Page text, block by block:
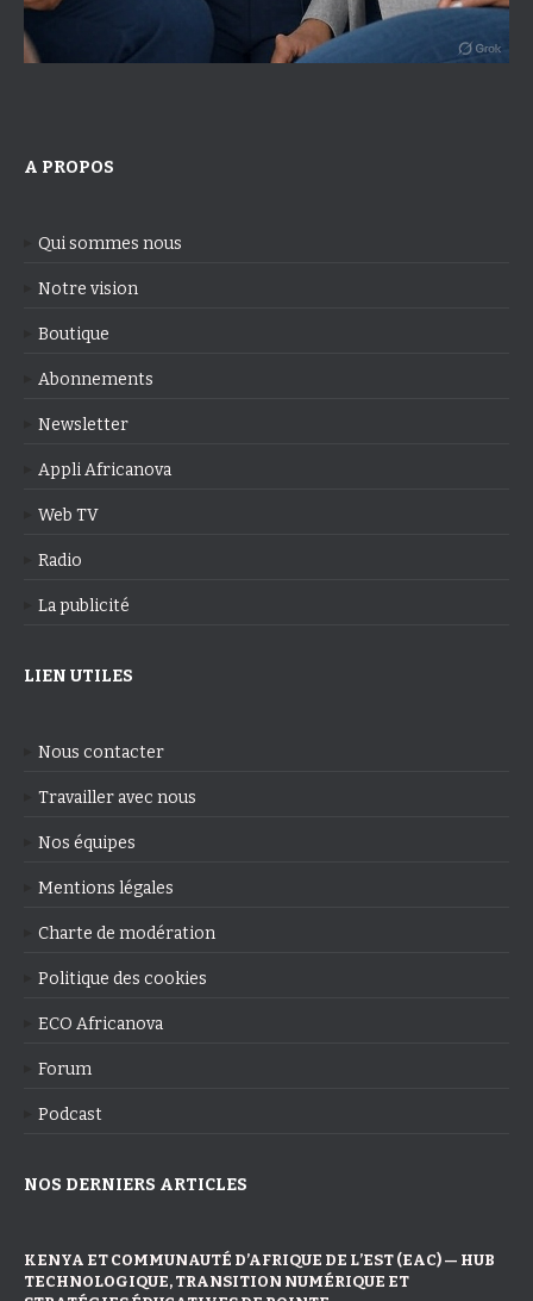
A PROPOS
Qui sommes nous
Notre vision
Boutique
Abonnements
Newsletter
Appli Africanova
Web TV
Radio
La publicité
LIEN UTILES
Nous contacter
Travailler avec nous
Nos équipes
Mentions légales
Charte de modération
Politique des cookies
ECO Africanova
Forum
Podcast
NOS DERNIERS ARTICLES
KENYA ET COMMUNAUTÉ D’AFRIQUE DE L’EST (EAC) — HUB
TECHNOLOGIQUE, TRANSITION NUMÉRIQUE ET